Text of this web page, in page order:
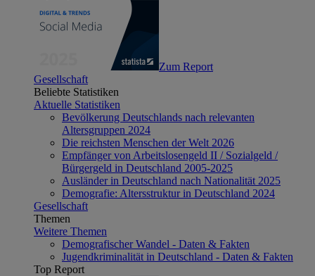
Zum Report
Gesellschaft
Beliebte Statistiken
Aktuelle Statistiken
Bevölkerung Deutschlands nach relevanten
Altersgruppen 2024
Die reichsten Menschen der Welt 2026
Empfänger von Arbeitslosengeld II / Sozialgeld /
Bürgergeld in Deutschland 2005-2025
Ausländer in Deutschland nach Nationalität 2025
Demografie: Altersstruktur in Deutschland 2024
Gesellschaft
Themen
Weitere Themen
Demografischer Wandel - Daten & Fakten
Jugendkriminalität in Deutschland - Daten & Fakten
Top Report